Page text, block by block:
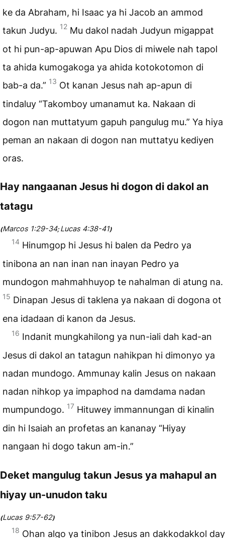
ke da Abraham, hi Isaac ya hi Jacob an ammod
takun Judyu. 12 Mu dakol nadah Judyun migappat
ot hi pun-ap-apuwan Apu Dios di miwele nah tapol
ta ahida kumogakoga ya ahida kotokotomon di
bab-a da.” 13 Ot kanan Jesus nah ap-apun di
tindaluy “Takomboy umanamut ka. Nakaan di
dogon nan muttatyum gapuh pangulug mu.” Ya hiya
peman an nakaan di dogon nan muttatyu kediyen
oras.
Hay nangaanan Jesus hi dogon di dakol an
tatagu
(Marcos 1:29-34;Lucas 4:38-41)
14 Hinumgop hi Jesus hi balen da Pedro ya
tinibona an nan inan nan inayan Pedro ya
mundogon mahmahhuyop te nahalman di atung na.
15 Dinapan Jesus di taklena ya nakaan di dogona ot
ena idadaan di kanon da Jesus.
16 Indanit mungkahilong ya nun-iali dah kad-an
Jesus di dakol an tatagun nahikpan hi dimonyo ya
nadan mundogo. Ammunay kalin Jesus on nakaan
nadan nihkop ya impaphod na damdama nadan
mumpundogo. 17 Hituwey immannungan di kinalin
din hi Isaiah an profetas an kananay “Hiyay
nangaan hi dogo takun am-in.”
Deket mangulug takun Jesus ya mahapul an
hiyay un-unudon taku
(Lucas 9:57-62)
18 Ohan algo ya tinibon Jesus an dakkodakkol day